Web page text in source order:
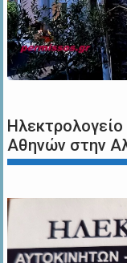
Αθηνών στην